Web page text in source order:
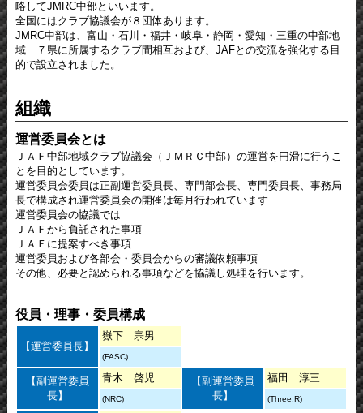
略してJMRC中部といいます。
全国にはクラブ協議会が８団体あります。
JMRC中部は、富山・石川・福井・岐阜・静岡・愛知・三重の中部地
域 ７県に所属するクラブ間相互および、JAFとの交流を強化する目
的で設立されました。
組織
運営委員会とは
ＪＡＦ中部地域クラブ協議会（ＪＭＲＣ中部）の運営を円滑に行うこ
とを目的としています。
運営委員会委員は正副運営委員長、専門部会長、専門委員長、事務局
長で構成され運営委員会の開催は毎月行われています
運営委員会の協議では
ＪＡＦから負託された事項
ＪＡＦに提案すべき事項
運営委員および各部会・委員会からの審議依頼事項
その他、必要と認められる事項などを協議し処理を行います。
役員・理事・委員構成
【運営委員長】
嶽下 宗男
(FASC)
【副運営委員
長】
青木 啓児
【副運営委員
長】
福田 淳三
(NRC) (Three.R)